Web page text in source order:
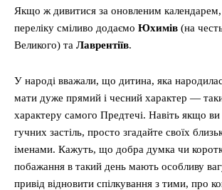
Якщо ж дивитися за оновленим
переліку сміливо додаємо Юхимів (на
Великого) та Лаврентіїв.
У народі вважали, що дитина, яка
мати дуже прямий і чесний характер —
характеру самого Предтечі. Навіть якщо ви
гучних застіль, просто згадайте своїх
іменами. Кажуть, що добра думка чи
побажання в такий день мають особливу
привід відновити спілкування з тими, про